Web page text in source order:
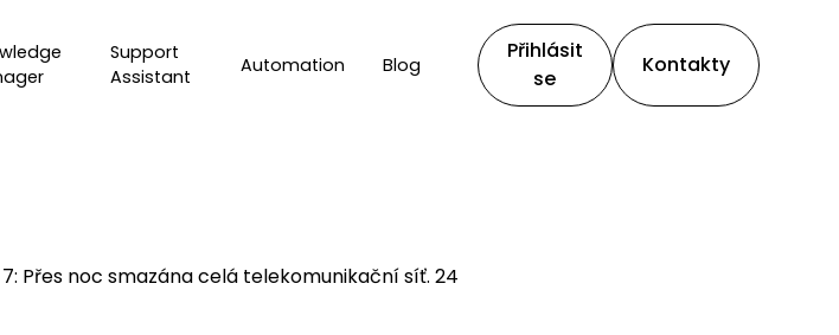
Support
Assistant
Automation Blog
Přihlásit
se
Kontakty
Přes noc smazána celá telekomunikační síť. 24